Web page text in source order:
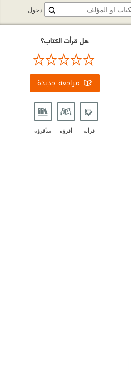
هل قرأت الكتاب؟
مراجعة جديدة
قرأته أقرؤه سأقرؤه
دخول